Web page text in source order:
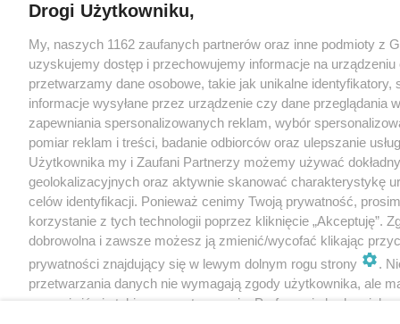
Drogi Użytkowniku,
My, naszych 1162 zaufanych partnerów oraz inne podmioty z
uzyskujemy dostęp i przechowujemy informacje na urządzeniu
przetwarzamy dane osobowe, takie jak unikalne identyfikatory,
informacje wysyłane przez urządzenie czy dane przeglądania
zapewniania spersonalizowanych reklam, wybór
pomiar reklam i treści, badanie odbiorców oraz ulepszanie
Użytkownika my i Zaufani Partnerzy możemy używać
geolokalizacyjnych oraz aktywnie skanować charakterystykę
celów identyfikacji. Ponieważ cenimy Twoją prywatność,
korzystanie z tych technologii poprzez kliknięcie „Akceptuję”.
dobrowolna i zawsze możesz ją zmienić/wycofać klikając
prywatności znajdujący się w lewym dolnym rogu strony
.
przetwarzania danych nie wymagają zgody użytkownika, ale
sprzeciwić się takiemu przetwarzaniu. Preferencje będą miały